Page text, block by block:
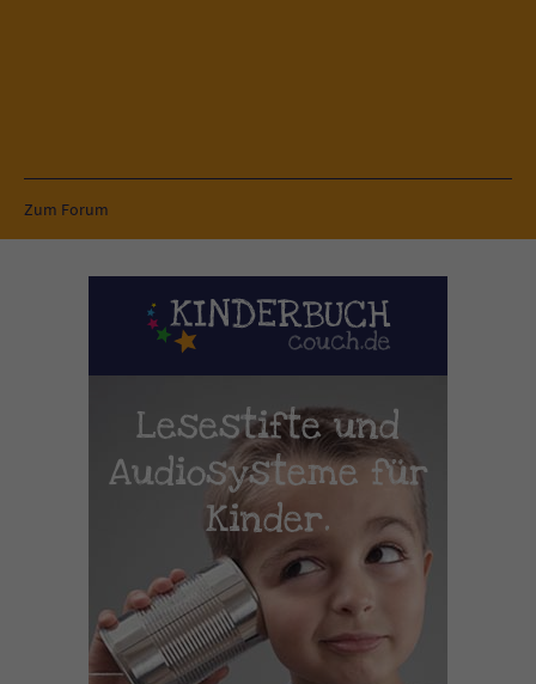
Zum Forum
Lesestifte und
Audiosysteme für
Kinder.